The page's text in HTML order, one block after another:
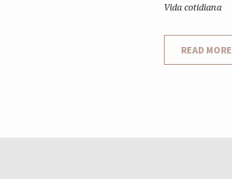
Vida cotidiana
READ MORE